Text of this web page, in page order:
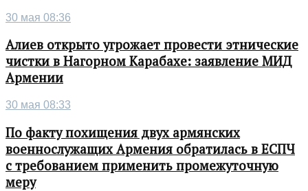
30 мая 08:36
Алиев открыто угрожает провести этнические
чистки в Нагорном Карабахе: заявление МИД
Армении
30 мая 08:33
По факту похищения двух армянских
военнослужащих Армения обратилась в ЕСПЧ
с требованием применить промежуточную
меру